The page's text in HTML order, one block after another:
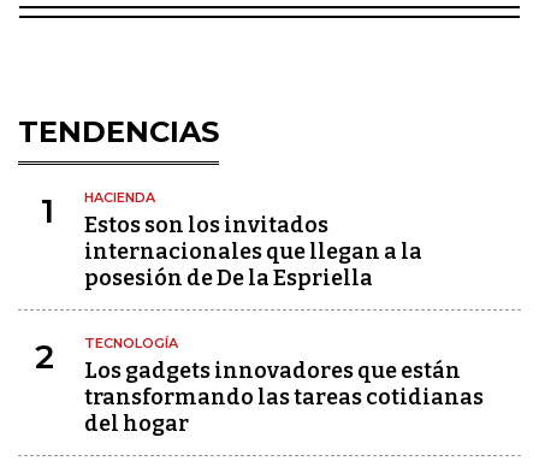
TENDENCIAS
1 HACIENDA
Estos son los invitados
internacionales que llegan a la
posesión de De la Espriella
2 TECNOLOGÍA
Los gadgets innovadores que están
transformando las tareas cotidianas
del hogar